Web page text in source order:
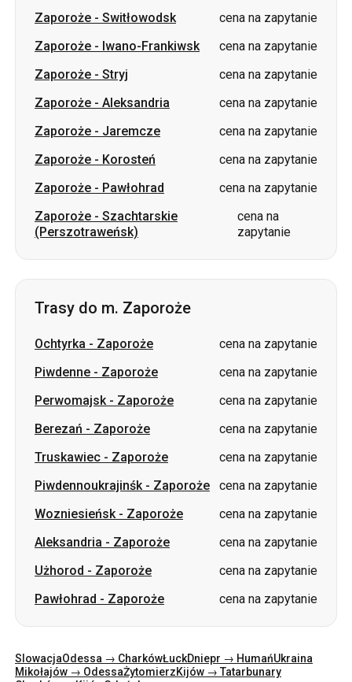
Zaporoże-Aleksandria
cena na zapytanie
Zaporoże-Jaremcze
cena na zapytanie
Zaporoże-Korosteń
cena na zapytanie
Zaporoże-Pawłohrad
cena na zapytanie
Zaporoże-Szachtarskie
cena na
Trasy do m. Zaporoże
Ochtyrka-Zaporoże
cena na zapytanie
Perwomajsk-Zaporoże
Berezań-Zaporoże
cena na zapytanie
Truskawiec-Zaporoże
cena na zapytanie
Piwdennoukrajinśk-Zaporoże
cena na zapytanie
Wozniesieńsk-Zaporoże
cena na zapytanie
Aleksandria-Zaporoże
cena na zapytanie
Użhorod-Zaporoże
cena na zapytanie
Pawłohrad-Zaporoże cena na zapytanie
SlowacjaOdessa → Charków Dniepr → HumańUkraina
Charków → KijówGdańsk